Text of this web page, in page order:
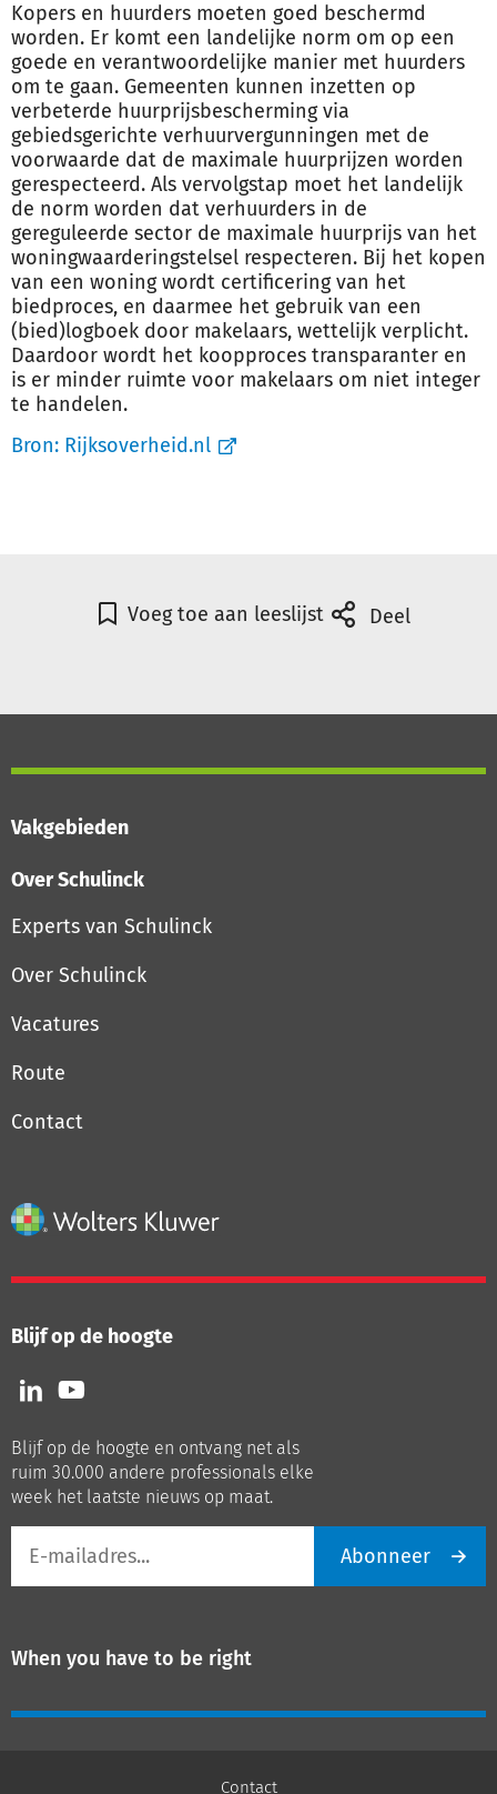
Kopers en huurders moeten goed beschermd
worden. Er komt een landelijke norm om op een
goede en verantwoordelijke manier met huurders
om te gaan. Gemeenten kunnen inzetten op
verbeterde huurprijsbescherming via
gebiedsgerichte verhuurvergunningen met de
voorwaarde dat de maximale huurprijzen worden
gerespecteerd. Als vervolgstap moet het landelijk
de norm worden dat verhuurders in de
gereguleerde sector de maximale huurprijs van het
woningwaarderingstelsel respecteren. Bij het kopen
van een woning wordt certificering van het
biedproces, en daarmee het gebruik van een
(bied)logboek door makelaars, wettelijk verplicht.
Daardoor wordt het koopproces transparanter en
is er minder ruimte voor makelaars om niet integer
te handelen.
Bron: Rijksoverheid.nl
Voeg toe aan leeslijst Deel
Vakgebieden
Over Schulinck
Experts van Schulinck
Over Schulinck
Vacatures
Route
Contact
Blijf op de hoogte
Volg
ons
LinkedIn
Volg
ons
Youtube
Blijf op de hoogte en ontvang net als
ruim 30.000 andere professionals elke
week het laatste nieuws op maat.
mailadres
Abonneer
When you have to be right
Contact